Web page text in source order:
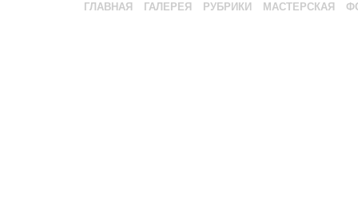
ГЛАВНАЯ ГАЛЕРЕЯ РУБРИКИ МАСТЕРСКАЯ